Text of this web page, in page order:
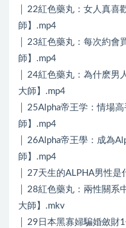
│ 22紅色藥丸：女人真喜
師】.mp4
│ 23紅色藥丸：每次約會
師】.mp4
│ 24紅色藥丸：為什麽男
大師】.mp4
│ 25Alpha帝王学：情場
師】.mp4
│ 26Alpha帝王學：成為
師】.mp4
│ 27天生的ALPHA男性
│ 28紅色藥丸：兩性關系
大師】.mkv
│ 29日本黑寡婦騙婚斂財